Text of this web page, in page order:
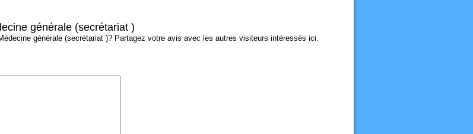
générale (secrétariat )
générale (secrétariat )? Partagez votre avis avec les autres visiteurs intéressés ici.